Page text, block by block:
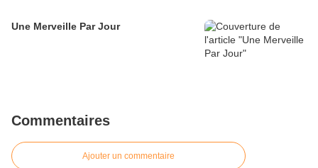
Une Merveille Par Jour
Commentaires
Ajouter un commentaire